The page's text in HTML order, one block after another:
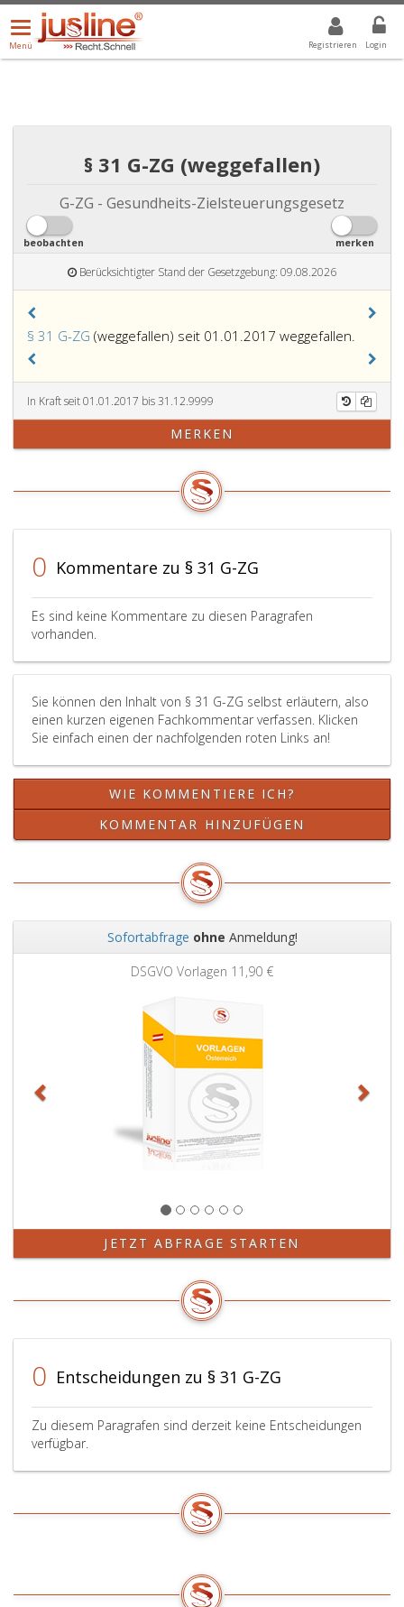
Registrieren Login
Menü
öffnen/schließen
Menü
ALLE DROPDOWN: GEWÄHLTER WERT IST ALLE
§ 31 G-ZG (weggefallen)
G-ZG - Gesundheits-Zielsteuerungsgesetz
beobachten merken
Berücksichtigter Stand der Gesetzgebung: 09.08.2026
§ 31 G-ZG (weggefallen) seit 01.01.2017 weggefallen.
In Kraft seit 01.01.2017 bis 31.12.9999
MERKEN
0 Kommentare zu § 31 G-ZG
Es sind keine Kommentare zu diesen Paragrafen
vorhanden.
Sie können den Inhalt von § 31 G-ZG selbst erläutern, also
einen kurzen eigenen Fachkommentar verfassen. Klicken
Sie einfach einen der nachfolgenden roten Links an!
WIE KOMMENTIERE ICH?
KOMMENTAR HINZUFÜGEN
Sofortabfrage ohne Anmeldung!
DSGVO Vorlagen 11,90 €
JETZT ABFRAGE STARTEN
0 Entscheidungen zu § 31 G-ZG
Zu diesem Paragrafen sind derzeit keine Entscheidungen
verfügbar.